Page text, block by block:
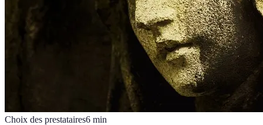
Choix des prestataires6 min